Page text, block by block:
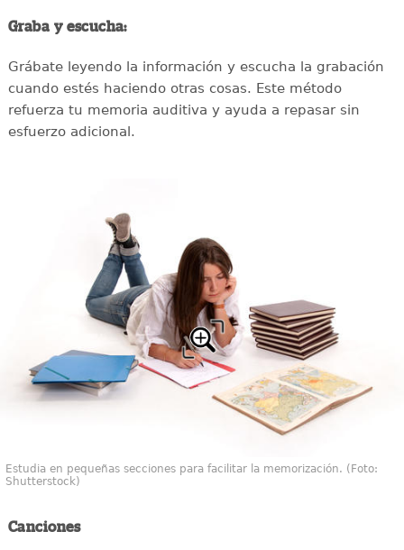
Graba y escucha:
Grábate leyendo la información y escucha la grabación
cuando estés haciendo otras cosas. Este método
refuerza tu memoria auditiva y ayuda a repasar sin
esfuerzo adicional.
Estudia en pequeñas secciones para facilitar la memorización. (Foto:
Shutterstock)
Canciones